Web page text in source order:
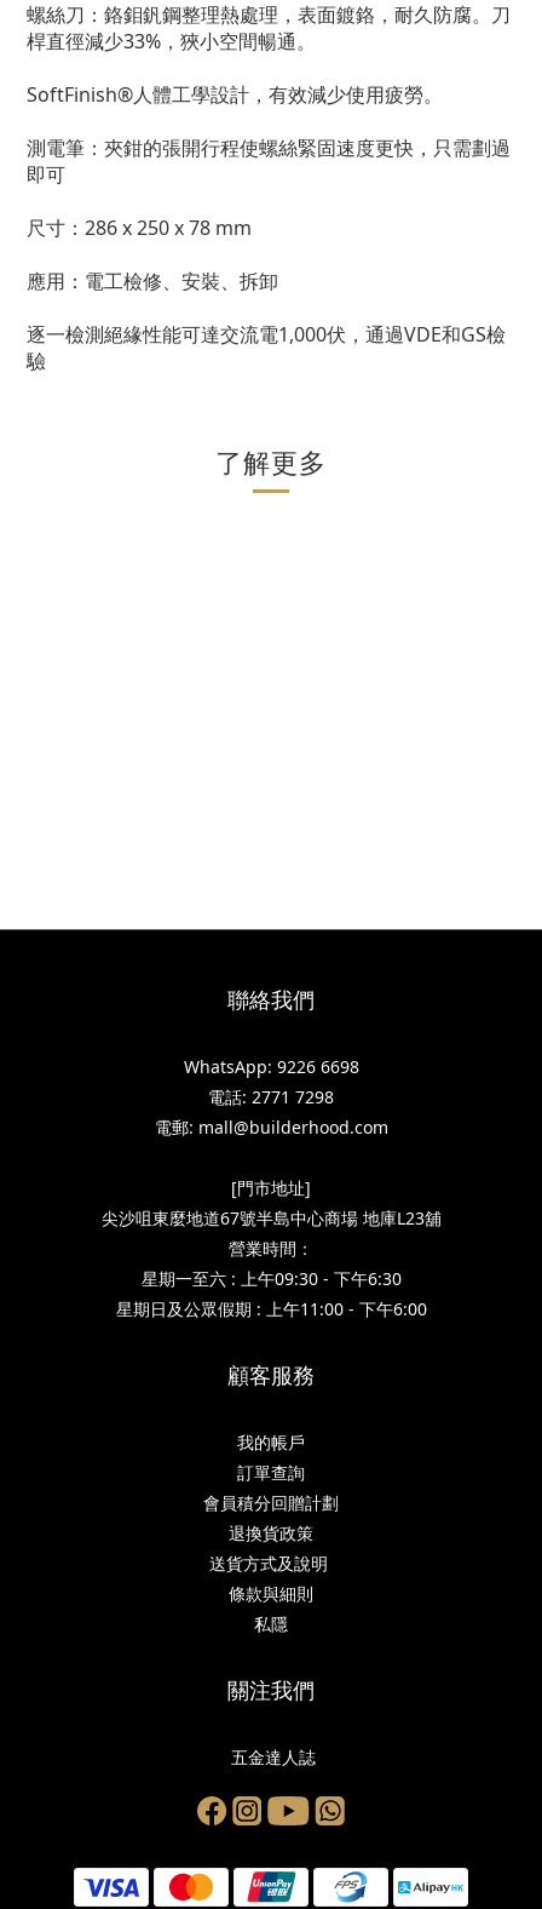
螺絲刀：鉻鉬釩鋼整理熱處理，表面鍍鉻，耐久防腐。刀
桿直徑減少33%，狹小空間暢通。
SoftFinish®人體工學設計，有效減少使用疲勞。
測電筆：夾鉗的張開行程使螺絲緊固速度更快，只需劃過
即可
尺寸：286 x 250 x 78 mm
應用：電工檢修、安裝、拆卸
逐一檢測絕緣性能可達交流電1,000伏，通過VDE和GS檢
驗
了解更多
聯絡我們
WhatsApp: 9226 6698
電話: 2771 7298
電郵: mall@builderhood.com
[門市地址]
尖沙咀東麼地道67號半島中心商場 地庫L23舖
營業時間：
星期一至六 : 上午09:30 - 下午6:30
星期日及公眾假期 : 上午11:00 - 下午6:00
顧客服務
我的帳戶
訂單查詢
會員積分回贈計劃
退換貨政策
送貨方式及說明
條款與細則
私隱
關注我們
五金達人誌